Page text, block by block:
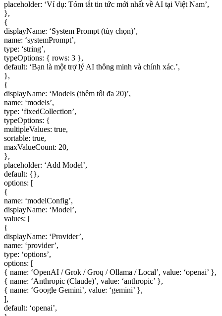
placeholder: ‘Ví dụ: Tóm tắt tin tức mới nhất về AI tại Việt Nam’,
},
{
displayName: ‘System Prompt (tùy chọn)’,
name: ‘systemPrompt’,
type: ‘string’,
typeOptions: { rows: 3 },
default: ‘Bạn là một trợ lý AI thông minh và chính xác.’,
},
{
displayName: ‘Models (thêm tối đa 20)’,
name: ‘models’,
type: ‘fixedCollection’,
typeOptions: {
multipleValues: true,
sortable: true,
maxValueCount: 20,
},
placeholder: ‘Add Model’,
default: {},
options: [
{
name: ‘modelConfig’,
displayName: ‘Model’,
values: [
{
displayName: ‘Provider’,
name: ‘provider’,
type: ‘options’,
options: [
{ name: ‘OpenAI / Grok / Groq / Ollama / Local’, value: ‘openai’ },
{ name: ‘Anthropic (Claude)’, value: ‘anthropic’ },
{ name: ‘Google Gemini’, value: ‘gemini’ },
],
default: ‘openai’,